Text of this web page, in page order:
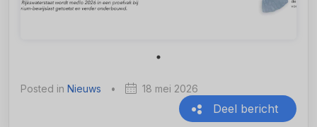
Posted in Nieuws • 18 mei 2026
Deel bericht